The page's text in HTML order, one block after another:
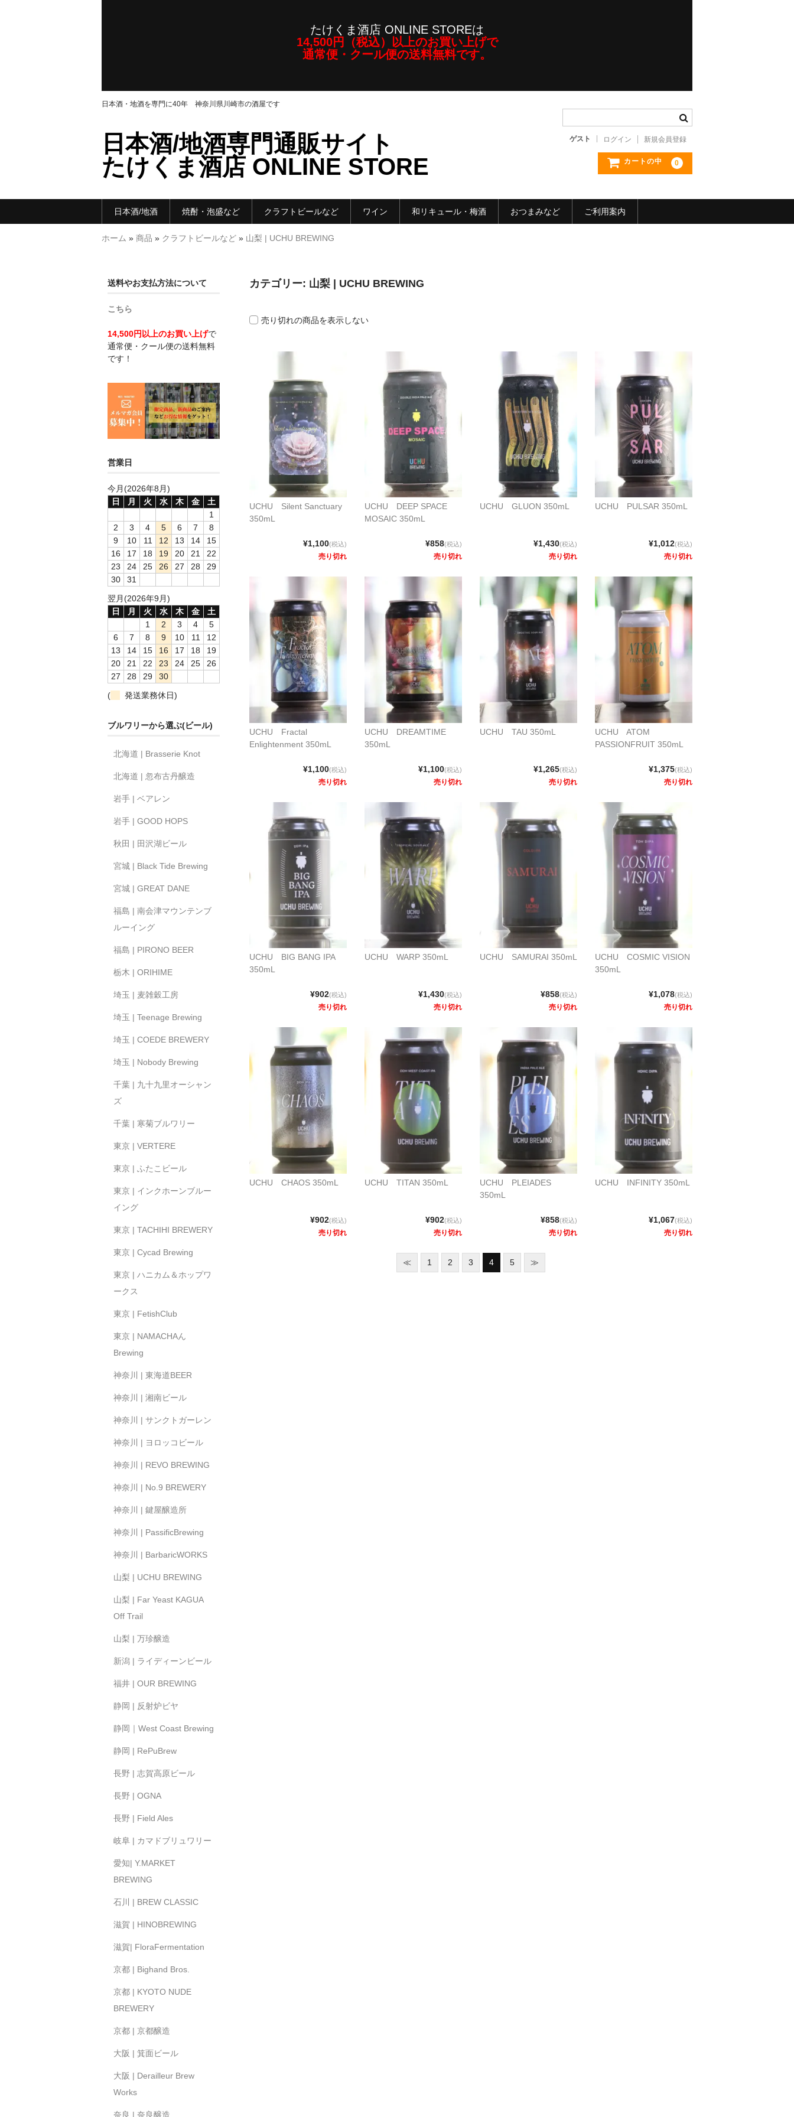
たけくま酒店 ONLINE STOREは
14,500円（税込）以上のお買い上げで
通常便・クール便の送料無料です。
日本酒・地酒を専門に40年 神奈川県川崎市の酒屋です
日本酒/地酒専門通販サイト
たけくま酒店 ONLINE STORE
ゲスト ログイン 新規会員登録
カートの中 0
日本酒/地酒 焼酎・泡盛など クラフトビールなど ワイン 和リキュール・梅酒 おつまみなど ご利用案内
ホーム » 商品 » クラフトビールなど » 山梨 | UCHU BREWING
カテゴリー: 山梨 | UCHU BREWING
売り切れの商品を表示しない
UCHU Silent Sanctuary
350mL
¥1,100(税込)
売り切れ
UCHU DEEP SPACE
MOSAIC 350mL
¥858(税込)
売り切れ
UCHU GLUON 350mL
¥1,430(税込)
売り切れ
UCHU PULSAR 350mL
¥1,012(税込)
売り切れ
UCHU Fractal
Enlightenment 350mL
¥1,100(税込)
売り切れ
UCHU DREAMTIME
350mL
¥1,100(税込)
売り切れ
UCHU TAU 350mL
¥1,265(税込)
売り切れ
UCHU ATOM
PASSIONFRUIT 350mL
¥1,375(税込)
売り切れ
UCHU BIG BANG IPA
350mL
¥902(税込)
売り切れ
UCHU WARP 350mL
¥1,430(税込)
売り切れ
UCHU SAMURAI 350mL
¥858(税込)
売り切れ
UCHU COSMIC VISION
350mL
¥1,078(税込)
売り切れ
UCHU CHAOS 350mL
¥902(税込)
売り切れ
UCHU TITAN 350mL
¥902(税込)
売り切れ
UCHU PLEIADES
350mL
¥858(税込)
売り切れ
UCHU INFINITY 350mL
¥1,067(税込)
売り切れ
≪ 1 2 3 4 5 ≫
送料やお支払方法について
こちら
14,500円以上のお買い上げで
通常便・クール便の送料無料
です！
営業日
今月(2026年8月)
日
月 火 水 木 金
土
1
2
3 4 5 6 7
8
9
10 11 12 13 14
15
16
17 18 19 20 21
22
23
24 25 26 27 28
29
30
31
翌月(2026年9月)
日
月 火 水 木 金
土
1
2 3 4
5
6
7 8 9 10 11
12
13
14 15 16 17 18
19
20
21 22 23 24 25
26
27
28 29
30
(
発送業務休日)
ブルワリーから選ぶ(ビール)
北海道 | Brasserie Knot
北海道 | 忽布古丹醸造
岩手 | ベアレン
岩手 | GOOD HOPS
秋田 | 田沢湖ビール
宮城 | Black Tide Brewing
宮城 | GREAT DANE
福島 | 南会津マウンテンブ
ルーイング
福島 | PIRONO BEER
栃木 | ORIHIME
埼玉 | 麦雑穀工房
埼玉 | Teenage Brewing
埼玉 | COEDE BREWERY
埼玉 | Nobody Brewing
千葉 | 九十九里オーシャン
ズ
千葉 | 寒菊ブルワリー
東京 | VERTERE
東京 | ふたこビール
東京 | インクホーンブルー
イング
東京 | TACHIHI BREWERY
東京 | Cycad Brewing
東京 | ハニカム＆ホップワ
ークス
東京 | FetishClub
東京 | NAMACHAん
Brewing
神奈川 | 東海道BEER
神奈川 | 湘南ビール
神奈川 | サンクトガーレン
神奈川 | ヨロッコビール
神奈川 | REVO BREWING
神奈川 | No.9 BREWERY
神奈川 | 鍵屋醸造所
神奈川 | PassificBrewing
神奈川 | BarbaricWORKS
山梨 | UCHU BREWING
山梨 | Far Yeast KAGUA
Off Trail
山梨 | 万珍醸造
新潟 | ライディーンビール
福井 | OUR BREWING
静岡 | 反射炉ビヤ
静岡｜West Coast Brewing
静岡 | RePuBrew
長野 | 志賀高原ビール
長野 | OGNA
長野 | Field Ales
岐阜 | カマドブリュワリー
愛知| Y.MARKET
BREWING
石川 | BREW CLASSIC
滋賀 | HINOBREWING
滋賀| FloraFermentation
京都 | Bighand Bros.
京都 | KYOTO NUDE
BREWERY
京都 | 京都醸造
大阪 | 箕面ビール
大阪 | Derailleur Brew
Works
奈良 | 奈良醸造